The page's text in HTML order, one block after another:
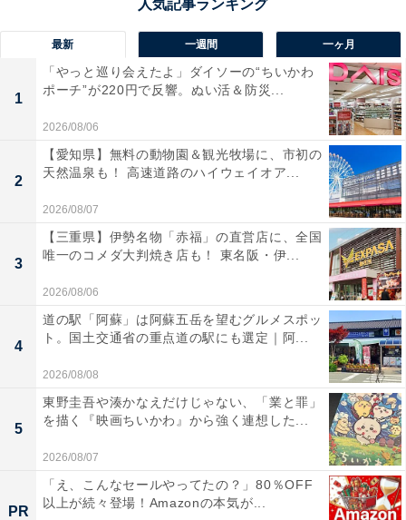
最新 一週間 一ヶ月
1
「やっと巡り会えたよ」ダイソーの“ちいかわ
ポーチ”が220円で反響。ぬい活＆防災...
2026/08/06
2
【愛知県】無料の動物園＆観光牧場に、市初の
天然温泉も！ 高速道路のハイウェイオア...
2026/08/07
3
【三重県】伊勢名物「赤福」の直営店に、全国
唯一のコメダ大判焼き店も！ 東名阪・伊...
2026/08/06
4
道の駅「阿蘇」は阿蘇五岳を望むグルメスポッ
ト。国土交通省の重点道の駅にも選定｜阿...
2026/08/08
5
東野圭吾や湊かなえだけじゃない、「業と罪」
を描く『映画ちいかわ』から強く連想した...
2026/08/07
PR
「え、こんなセールやってたの？」80％OFF
以上が続々登場！Amazonの本気が...